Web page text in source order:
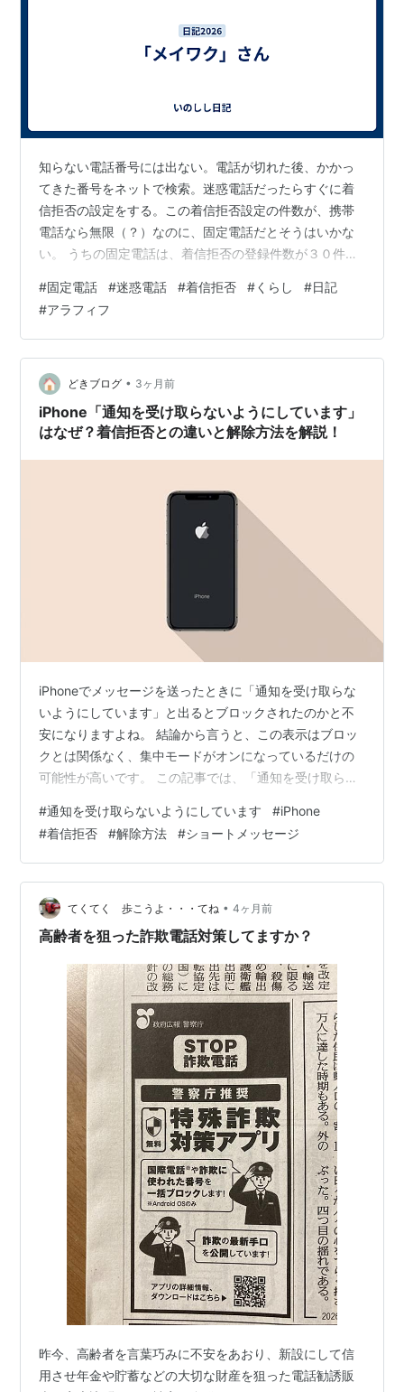
知らない電話番号には出ない。電話が切れた後、かかっ
てきた番号をネットで検索。迷惑電話だったらすぐに着
信拒否の設定をする。この着信拒否設定の件数が、携帯
電話なら無限（？）なのに、固定電話だとそうはいかな
い。 うちの固定電話は、着信拒否の登録件数が３０件ま
まった。仕方がないので、最近は１００件まで登録でき
る電話帳のほうに迷惑電話を登録している。電話帳に登
録するときには番号に名前を付けなければならない。迷
惑電話番号の名前はもちろん「メイワク」さん。 今や我
が家の固定電話の電話帳には、多数の「メイワク」さん
がずらりと並ぶ。その増殖ぶりはとどまるところを…
#固定電話 #迷惑電話 #着信拒否 #くらし #日記
#アラフィフ
どきブログ • 3ヶ月前
iPhone「通知を受け取らないようにしています」
はなぜ？着信拒否との違いと解除方法を解説！
iPhoneでメッセージを送ったときに「通知を受け取らな
いようにしています」と出るとブロックされたのかと不
安になりますよね。 結論から言うと、この表示はブロッ
クとは関係なく、集中モードがオンになっているだけの
可能性が高いです。 この記事では、「通知を受け取らな
手に出ているときの対策までをわかりやすくまとめてい
ます。気になる部分だけでもチェックしてみてくださ
い。 「通知を受け取らないようにしています」が表示さ
れるのは意味？なぜ？ iPhoneの集中モード起動が原因 メ
ッセージアプリのステータス共有機能が原因 「通知を受
け取らないようにしています」…
#通知を受け取らないようにしています #iPhone
#着信拒否 #解除方法 #ショートメッセージ
てくてく 歩こうよ・・・てね • 4ヶ月前
高齢者を狙った詐欺電話対策してますか？
昨今、高齢者を言葉巧みに不安をあおり、新設にして信
用させ年金や貯蓄などの大切な財産を狙った電話勧誘販